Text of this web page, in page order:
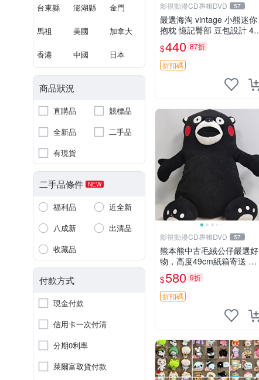
台東縣 澎湖縣 金門
馬祖 美國 加拿大
香港 中國 日本
商品狀況
直購品
競標品
全新品
二手品
有現貨
二手品條件 NEW
福利品
近全新
八成新
出清品
收藏品
付款方式
現金付款
信用卡一次付清
分期0利率
萊爾富取貨付款
影視動漫CD專輯DVD 57
嚴選海淘 vintage 小熊迷你
抱枕 憶記臀部 豆包設計 4c
m 高 推薦收藏 迷你豆包小
熊、高臀部、豆袋抱枕
$440 87折
折扣碼
影視動漫CD專輯DVD 57
熊本熊中古毛絨公仔嚴選好
物，高度49cm紙箱寄送 熊
本熊 中古 毛絨公仔
$580 9折
折扣碼